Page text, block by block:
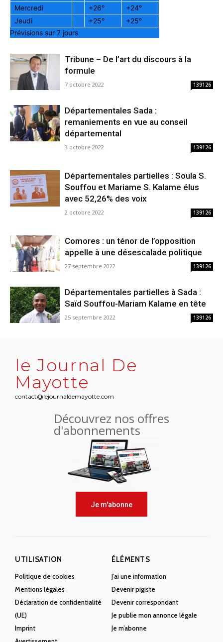
Mercredi
+26° +24°
Jeudi
+25° +25°
Prévisions sur 7 jours
Tribune – De l’art du discours à la
formule
7 octobre 2022 139126
Départementales Sada :
remaniements en vue au conseil
départemental
3 octobre 2022 139126
Départementales partielles : Soula S.
Souffou et Mariame S. Kalame élus
avec 52,26% des voix
2 octobre 2022 139126
Comores : un ténor de l’opposition
appelle à une désescalade politique
27 septembre 2022 139126
Départementales partielles à Sada :
Saïd Souffou-Mariam Kalame en tête
25 septembre 2022 139126
le Journal De
Mayotte
contact@lejournaldemayotte.com
Découvrez nos offres
d'abonnements
Je m'abonne
UTILISATION
Politique de cookies
Mentions légales
Déclaration de confidentialité
(UE)
Imprint
ÉLÉMENTS
J’ai une information
Devenir pigiste
Devenir correspondant
Je publie mon annonce légale
Je m’abonne